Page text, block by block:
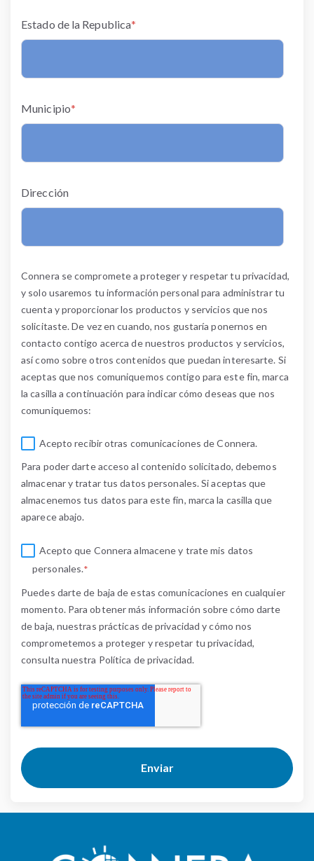
Estado de la Republica*
Municipio*
Dirección
Connera se compromete a proteger y respetar tu privacidad,
y solo usaremos tu información personal para administrar tu
cuenta y proporcionar los productos y servicios que nos
solicitaste. De vez en cuando, nos gustaría ponernos en
contacto contigo acerca de nuestros productos y servicios,
así como sobre otros contenidos que puedan interesarte. Si
aceptas que nos comuniquemos contigo para este fin, marca
la casilla a continuación para indicar cómo deseas que nos
comuniquemos:
Acepto recibir otras comunicaciones de Connera.
Para poder darte acceso al contenido solicitado, debemos
almacenar y tratar tus datos personales. Si aceptas que
almacenemos tus datos para este fin, marca la casilla que
aparece abajo.
Acepto que Connera almacene y trate mis datos
personales.*
Puedes darte de baja de estas comunicaciones en cualquier
momento. Para obtener más información sobre cómo darte
de baja, nuestras prácticas de privacidad y cómo nos
comprometemos a proteger y respetar tu privacidad,
consulta nuestra Política de privacidad.